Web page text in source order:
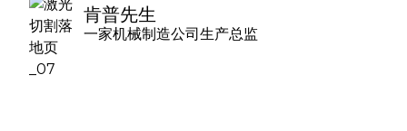
肯普先生
一家机械制造公司生产总监